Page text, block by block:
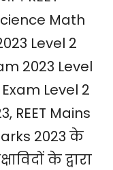
Math
Level 2
2023 Level
Level 2
REET Mains
2023 के
के द्वारा